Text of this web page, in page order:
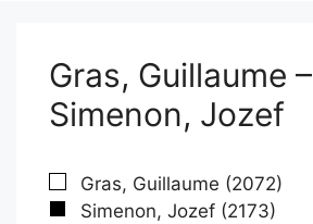
Gras, Guillaume –
Simenon, Jozef
Gras, Guillaume (2072)
Simenon, Jozef (2173)